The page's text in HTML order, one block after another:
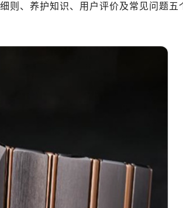
）A1座办公楼14层07室（需提前预约）
层1508室（需提前预约）
室（需提前预约）
（需提前预约）
前预约）
室（需提前预约）
室（需提前预约）
字楼（芙蓉广场）10层13室（需提前预约）
提前预约）
则、养护知识、用户评价及常见问题五